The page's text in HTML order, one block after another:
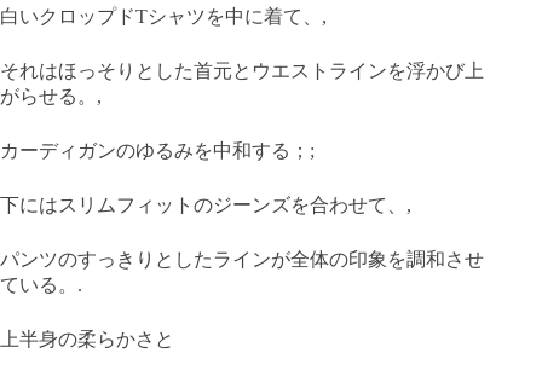
白いクロップドTシャツを中に着て、,
それはほっそりとした首元とウエストラインを浮かび上
がらせる。,
カーディガンのゆるみを中和する；;
下にはスリムフィットのジーンズを合わせて、,
パンツのすっきりとしたラインが全体の印象を調和させ
ている。.
上半身の柔らかさと